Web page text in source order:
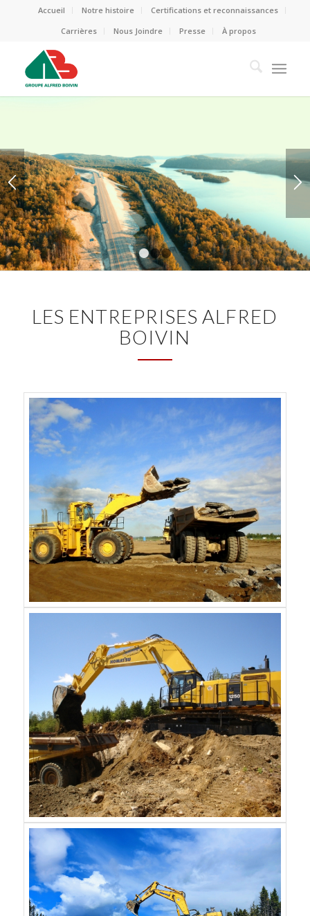
Accueil Notre histoire
Certifications et reconnaissances
Carrières
Nous Joindre Presse À propos
1 2 3
LES ENTREPRISES ALFRED
BOIVIN